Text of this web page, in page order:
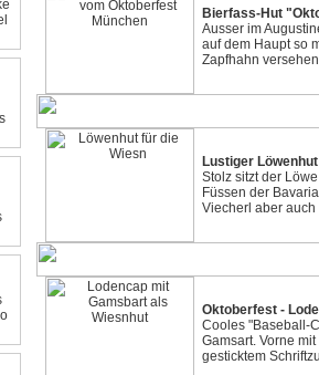
Bierfass-Hut
Ausser im
auf dem Haupt so
Zapfhahn
Lustiger Löwenhut
Stolz sitzt der
Füssen der
Viecherl aber
Oktoberfest -
Cooles "Baseball-
Gamsart. Vorne
gesticktem